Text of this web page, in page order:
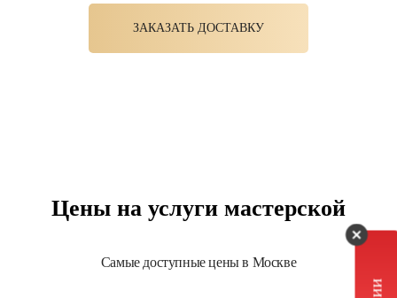
ЗАКАЗАТЬ ДОСТАВКУ
Цены на услуги мастерской
Самые доступные цены в Москве